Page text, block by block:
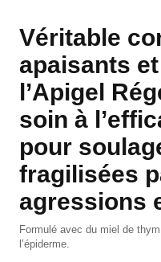
Véritable
apaisants
l’Apigel
soin à
pour
fragilisées
agressions
Formulé avec du miel de
l’épiderme.